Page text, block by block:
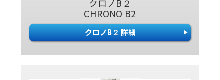
クロノB２
CHRONO B2
クロノB２ 詳細